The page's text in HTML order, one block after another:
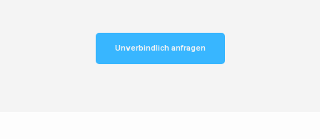
Unverbindlich anfragen